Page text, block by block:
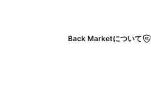
Back Marketについて